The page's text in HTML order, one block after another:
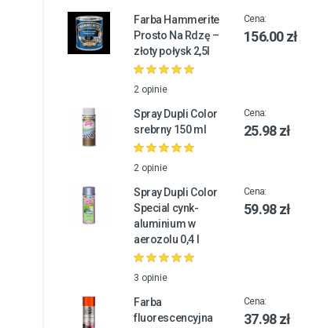
Farba Hammerite
Prosto Na Rdzę –
złoty połysk 2,5l
2 opinie
Cena:
156.00 zł
Spray Dupli Color
srebrny 150 ml
2 opinie
Cena:
25.98 zł
Spray Dupli Color
Special cynk-
aluminium w
aerozolu 0,4 l
3 opinie
Cena:
59.98 zł
Farba
fluorescencyjna
Cena:
37.98 zł